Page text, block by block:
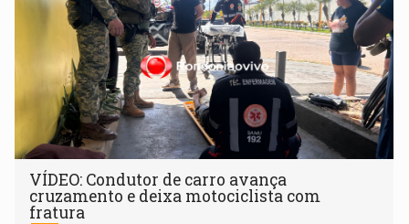
VÍDEO: Condutor de carro avança
cruzamento e deixa motociclista com
fratura